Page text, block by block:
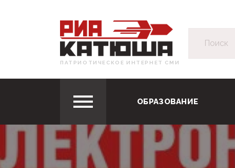
ПАТРИОТИЧЕСКОЕ ИНТЕРНЕТ СМИ
ОБРАЗОВАНИЕ